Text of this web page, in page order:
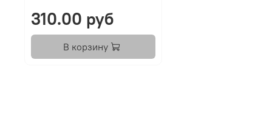
310.00 руб
В корзину